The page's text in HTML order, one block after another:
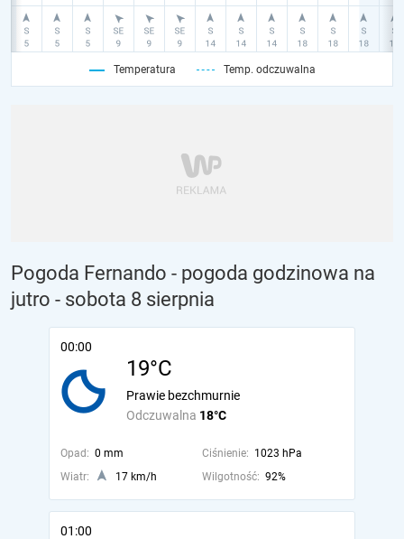
Temperatura Temp. odczuwalna
Pogoda Fernando - pogoda godzinowa na
jutro - sobota 8 sierpnia
00:00
19°C
Odczuwalna 18°C
Prawie bezchmurnie
Opad: 0 mm Ciśnienie: 1023 hPa
Wiatr:
17 km/h Wilgotność: 92%
01:00